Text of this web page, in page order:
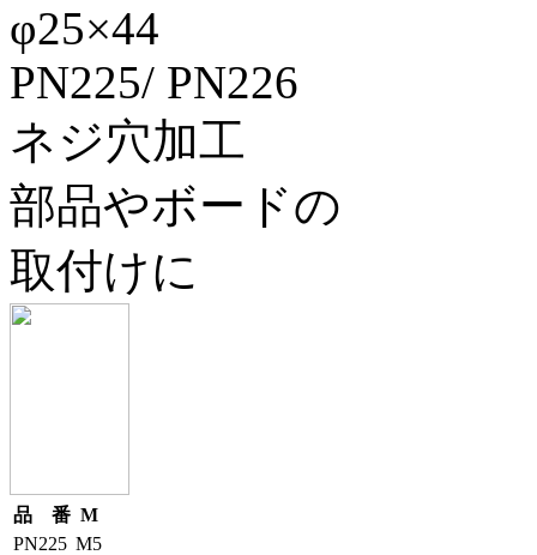
φ25×44
PN225/ PN226
ネジ穴加工
部品やボードの
取付けに
品 番 M
PN225 M5